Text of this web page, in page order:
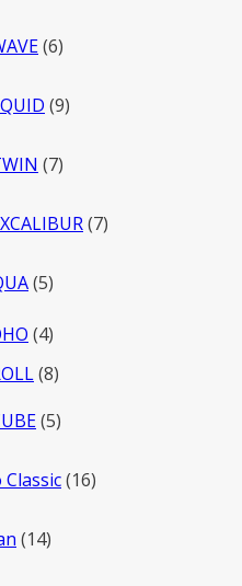
66
99
77
77
55
44
товара
88
55
1616
1414